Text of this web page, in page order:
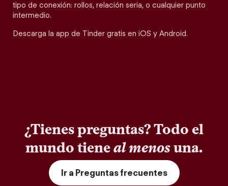
tipo de conexión: rollos, relación seria, o cualquier punto
intermedio.
Descarga la app de Tinder gratis en iOS y Android.
¿Tienes preguntas? Todo el
mundo tieneal menosuna.
Ir a Preguntas frecuentes